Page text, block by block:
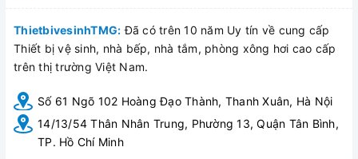
Inax AC-912 VN
ThietbivesinhTMG: Đã có trên 10 năm Uy tín về cung cấp
Thiết bị vệ sinh, nhà bếp, nhà tắm, phòng xông hơi cao cấp
trên thị trường Việt Nam.
Số 61 Ngõ 102 Hoàng Đạo Thành, Thanh Xuân, Hà Nội
14/13/54 Thân Nhân Trung, Phường 13, Quận Tân Bình,
TP. Hồ Chí Minh